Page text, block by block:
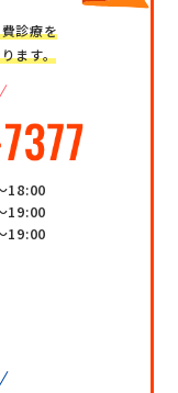
診療を
ます。
18:00
19:00
19:00